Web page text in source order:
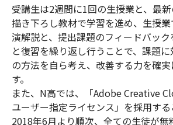
受講生は2週間に1回の生授業と、最
描き下ろし教材で学習を進め、生授
演解説と、提出課題のフィードバッ
と復習を繰り返し行うことで、課題
の方法を自ら考え、改善する力を確
す。
また、N高では、「Adobe Creative
ユーザー指定ライセンス」を採用する
2018年6月より順次、全ての生徒が